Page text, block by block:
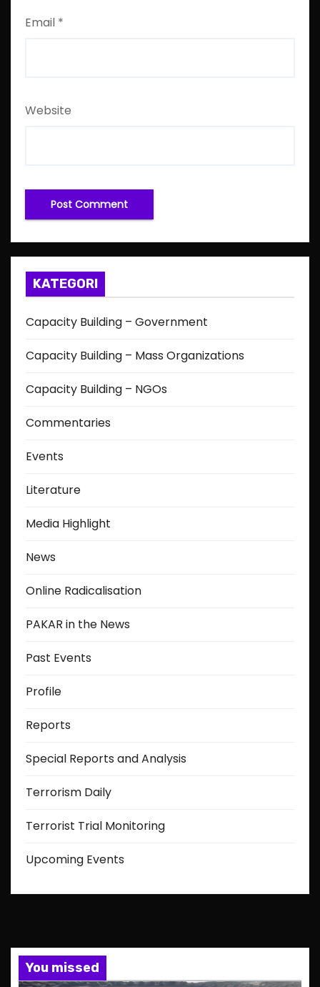
Email *
Website
KATEGORI
Capacity Building – Government
Capacity Building – Mass Organizations
Capacity Building – NGOs
Commentaries
Events
Literature
Media Highlight
News
Online Radicalisation
PAKAR in the News
Past Events
Profile
Reports
Special Reports and Analysis
Terrorism Daily
Terrorist Trial Monitoring
Upcoming Events
You missed